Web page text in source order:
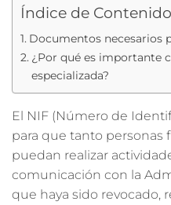
Índice de
Documentos necesarios
¿Por qué es importante
especializada?
El NIF (Número de
para que tanto personas
puedan realizar
comunicación con la
que haya sido revocado,